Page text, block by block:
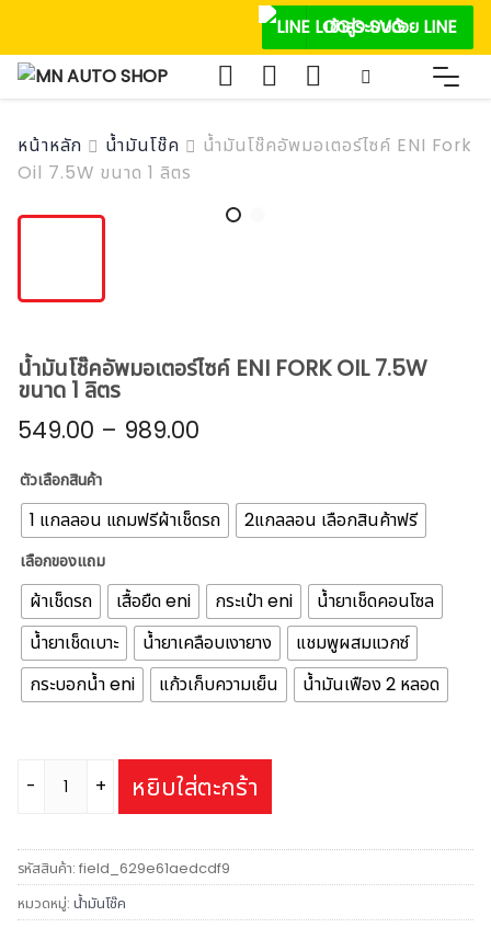
content
เข้าสู่ระบบด้วย LINE
หน้าหลัก น้ำมันโช๊ค
น้ำมันโช๊คอัพมอเตอร์ไซค์ ENI Fork
Oil 7.5W ขนาด 1 ลิตร
น้ำมันโช๊คอัพมอเตอร์ไซค์ ENI FORK OIL 7.5W
ขนาด 1 ลิตร
549.00 – 989.00
ตัวเลือกสินค้า
1 แกลลอน แถมฟรีผ้าเช็ดรถ 2แกลลอน เลือกสินค้าฟรี
เลือกของแถม
ผ้าเช็ดรถ เสื้อยืด eni กระเป๋า eni
น้ำยาเช็ดคอนโซล
น้ำยาเช็ดเบาะ
น้ำยาเคลือบเงายาง
แชมพูผสมแวกซ์
กระบอกน้ำ eni
แก้วเก็บความเย็น น้ำมันเฟือง 2 หลอด
โช๊
คอัพ
มอเตอร์ไซค์
หยิบใส่ตะกร้า
รหัสสินค้า: field_629e61aedcdf9
หมวดหมู่: น้ำมันโช๊ค